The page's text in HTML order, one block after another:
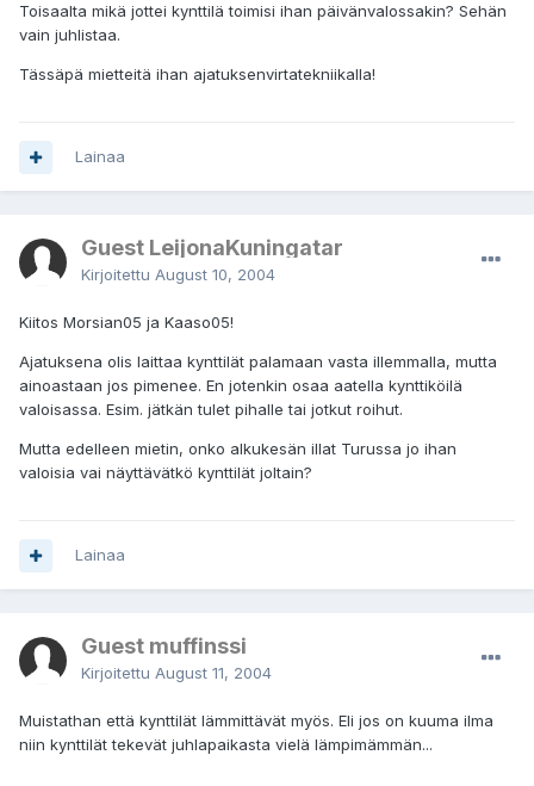
Toisaalta mikä jottei kynttilä toimisi ihan päivänvalossakin? Sehän
vain juhlistaa.
Tässäpä mietteitä ihan ajatuksenvirtatekniikalla!
Lainaa
Guest LeijonaKuningatar
Kirjoitettu August 10, 2004
Kiitos Morsian05 ja Kaaso05!
Ajatuksena olis laittaa kynttilät palamaan vasta illemmalla, mutta
ainoastaan jos pimenee. En jotenkin osaa aatella kynttiköilä
valoisassa. Esim. jätkän tulet pihalle tai jotkut roihut.
Mutta edelleen mietin, onko alkukesän illat Turussa jo ihan
valoisia vai näyttävätkö kynttilät joltain?
Lainaa
Guest muffinssi
Kirjoitettu August 11, 2004
Muistathan että kynttilät lämmittävät myös. Eli jos on kuuma ilma
niin kynttilät tekevät juhlapaikasta vielä lämpimämmän...